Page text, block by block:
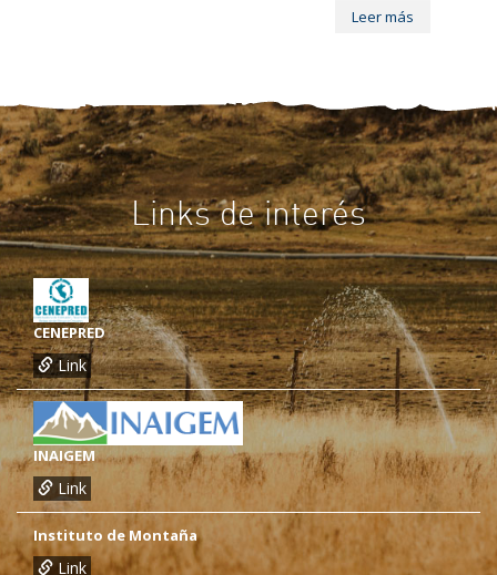
Leer más
Links de interés
CENEPRED
Link
INAIGEM
Link
Instituto de Montaña
Link